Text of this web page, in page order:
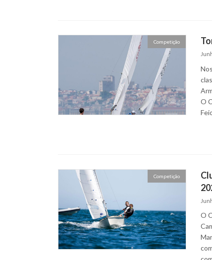
Competição
O
Competição
O